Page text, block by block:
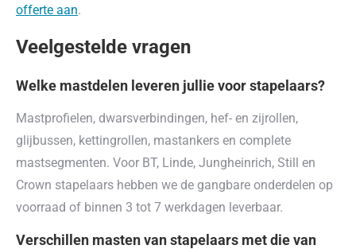
offerte aan.
Veelgestelde vragen
Welke mastdelen leveren jullie voor stapelaars?
Mastprofielen, dwarsverbindingen, hef- en zijrollen,
glijbussen, kettingrollen, mastankers en complete
mastsegmenten. Voor BT, Linde, Jungheinrich, Still en
Crown stapelaars hebben we de gangbare onderdelen op
voorraad of binnen 3 tot 7 werkdagen leverbaar.
Verschillen masten van stapelaars met die van